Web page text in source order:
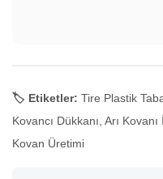
🏷️ Etiketler: Tire Plastik
Kovancı Dükkanı, Arı
Kovan Üretimi